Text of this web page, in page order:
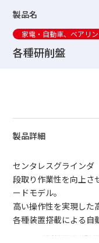
製品名
家電・自動車、ベアリ
各種研削盤
製品詳細
センタレスグライン
段取り作業性を向上さ
ードモデル。
高い操作性を実現した
各種装置搭載による自